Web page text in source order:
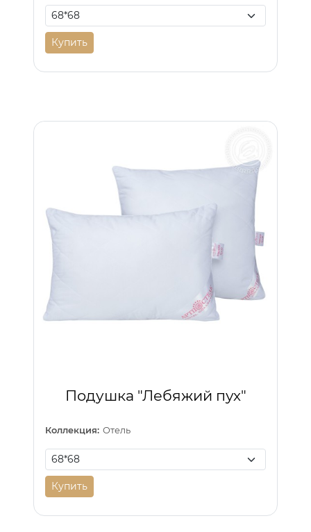
Купить
Подушка "Лебяжий пух"
Коллекция: Отель
Купить